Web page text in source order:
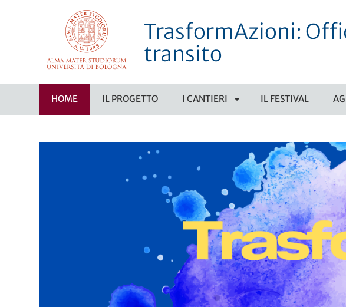
TrasformAzioni:
transito
HOME IL PROGETTO I CANTIERI
SOTTOMENÙ
IL FESTIVAL